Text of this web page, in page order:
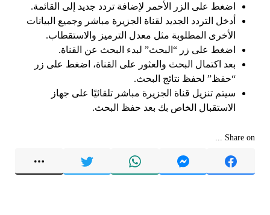
اضغط على الزر الأحمر لإضافة تردد جديد إلى القائمة.
أدخل التردد الجديد لقناة الجزيرة مباشر وجميع البيانات
الأخرى المطلوبة مثل معدل الترميز والاستقطاب.
اضغط على زر “البحث” لبدء البحث عن القناة.
بعد اكتمال البحث والعثور على القناة، اضغط على زر
“حفظ” لحفظ نتائج البحث.
سيتم تنزيل قناة الجزيرة مباشر تلقائيًا على جهاز
الاستقبال الخاص بك بعد حفظ البحث.
Share on ...